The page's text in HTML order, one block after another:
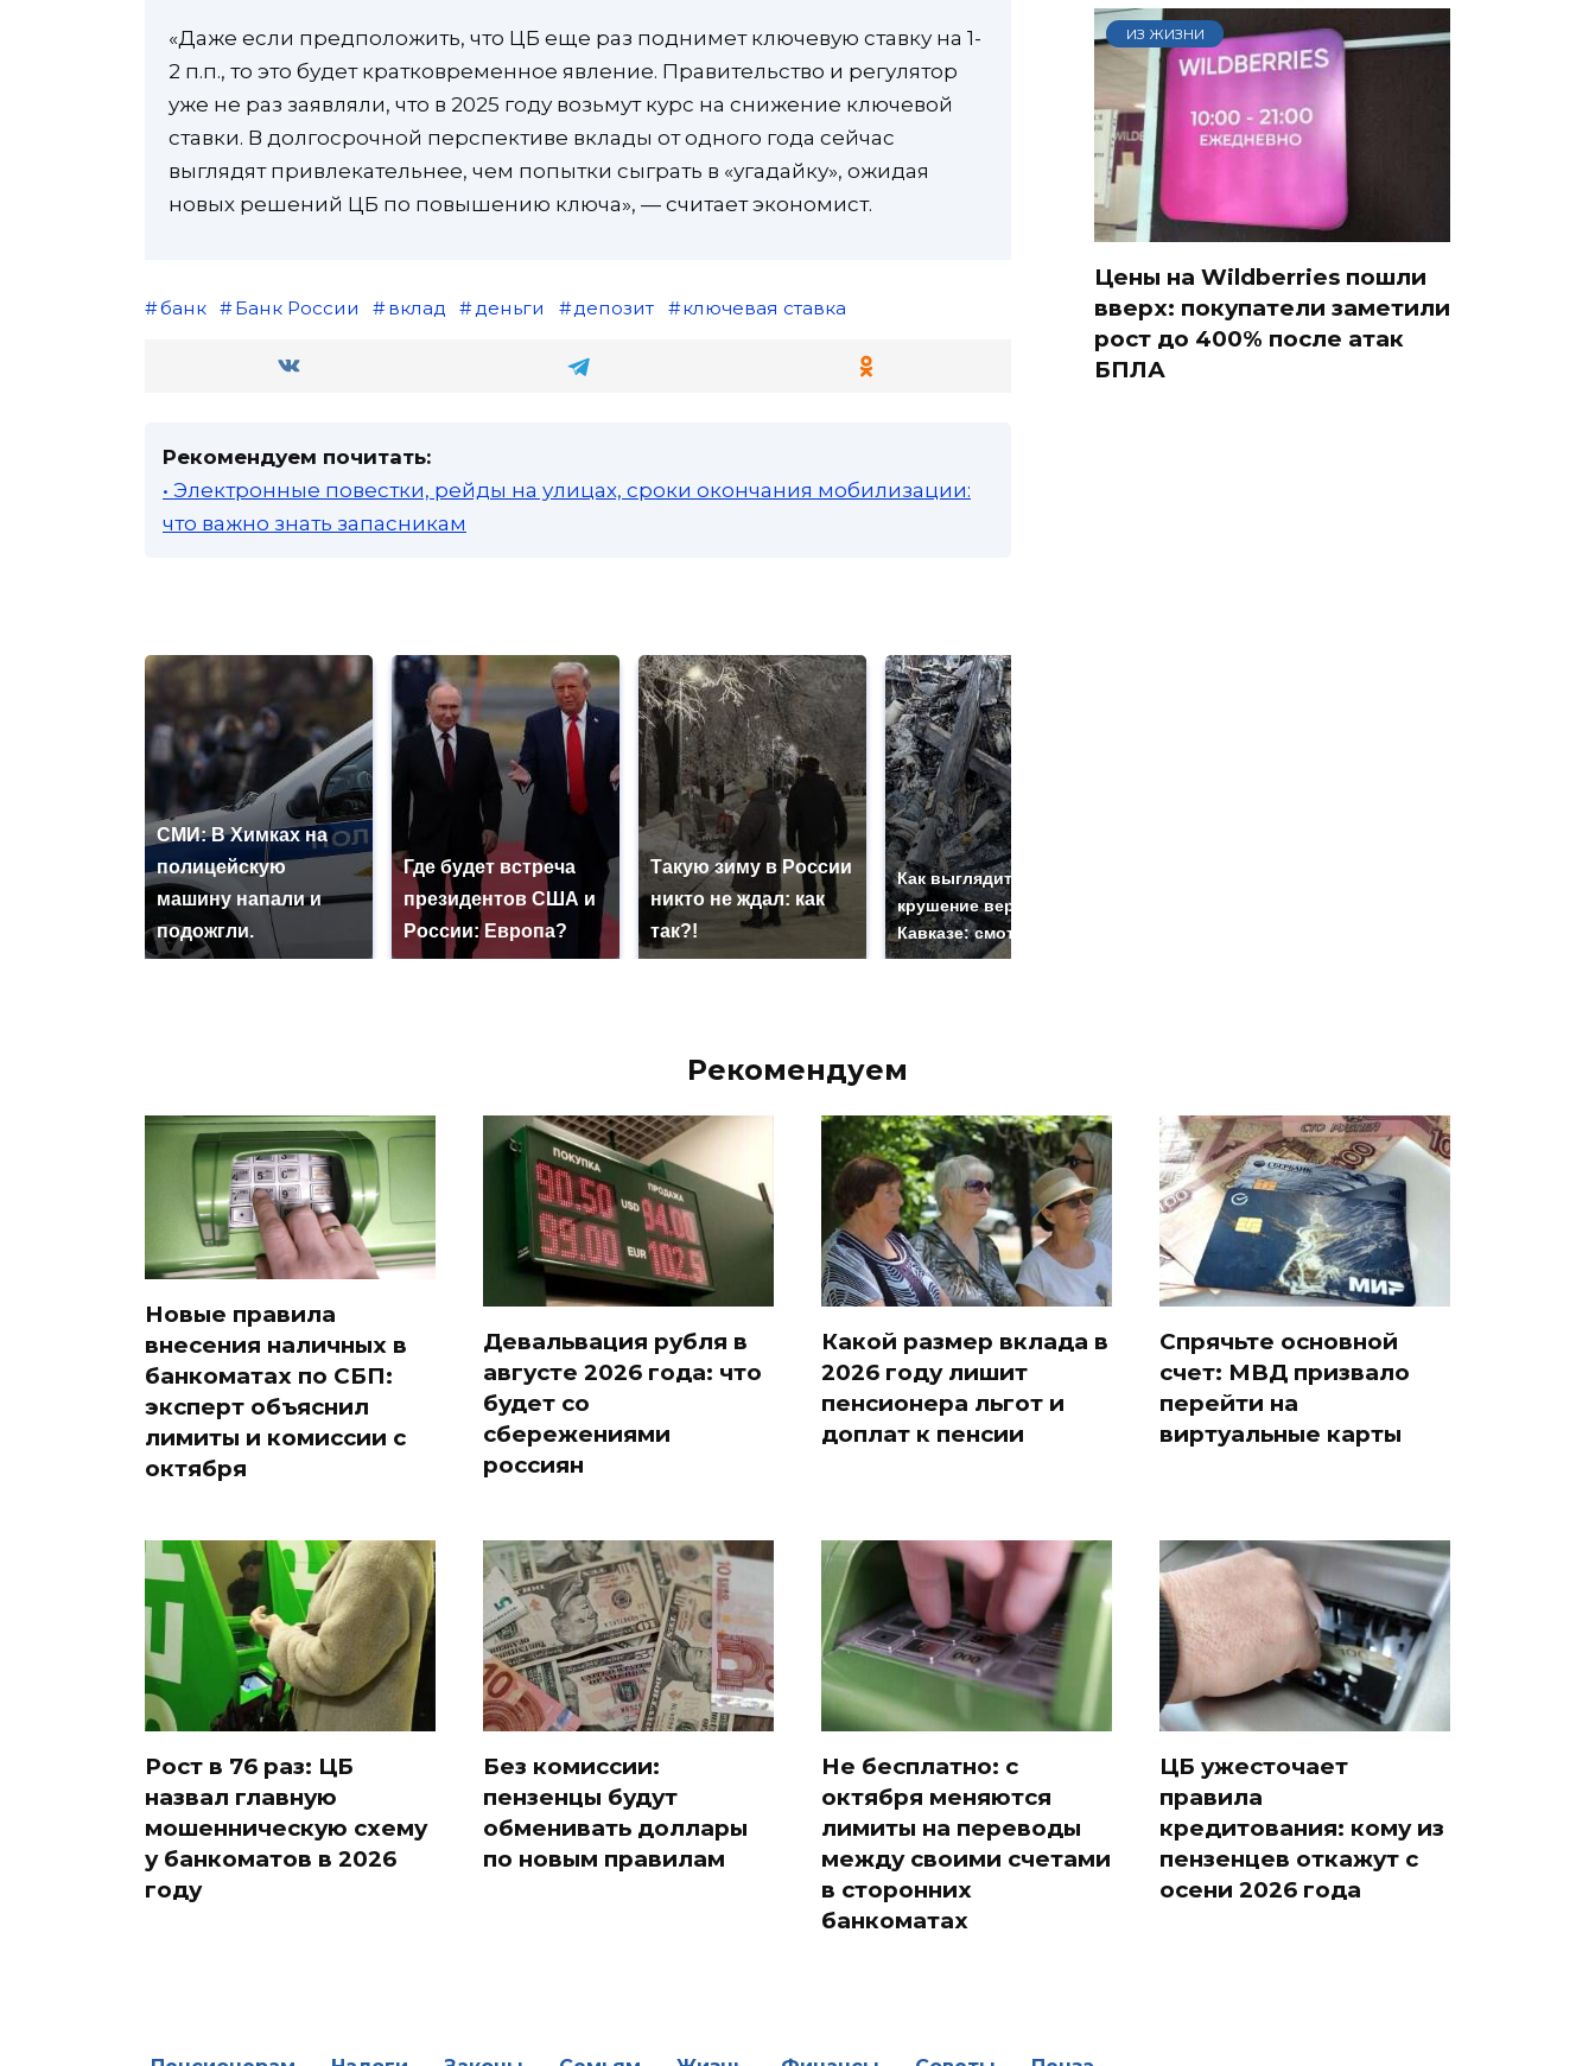
«Даже если предположить, что ЦБ еще раз поднимет ключевую ставку на 1-
2 п.п., то это будет кратковременное явление. Правительство и регулятор
уже не раз заявляли, что в 2025 году возьмут курс на снижение ключевой
ставки. В долгосрочной перспективе вклады от одного года сейчас
выглядят привлекательнее, чем попытки сыграть в «угадайку», ожидая
новых решений ЦБ по повышению ключа», — считает экономист.
банк Банк России вклад деньги депозит ключевая ставка
Рекомендуем почитать:
• Электронные повестки, рейды на улицах, сроки окончания мобилизации:
что важно знать запасникам
СМИ: В Химках на
полицейскую
машину напали и
подожгли.
Где будет встреча
президентов США и
России: Европа?
Такую зиму в России
никто не ждал: как
так?!
Как выглядит место
крушение вертолета на
Кавказе: смотреть
ИЗ ЖИЗНИ
Цены на Wildberries пошли
вверх: покупатели заметили
рост до 400% после атак
БПЛА
Рекомендуем
Новые правила
внесения наличных в
банкоматах по СБП:
эксперт объяснил
лимиты и комиссии с
октября
Девальвация рубля в
августе 2026 года: что
будет со
сбережениями
россиян
Какой размер вклада в
2026 году лишит
пенсионера льгот и
доплат к пенсии
Спрячьте основной
счет: МВД призвало
перейти на
виртуальные карты
Рост в 76 раз: ЦБ
назвал главную
мошенническую схему
у банкоматов в 2026
году
Без комиссии:
пензенцы будут
обменивать доллары
по новым правилам
Не бесплатно: с
октября меняются
лимиты на переводы
между своими счетами
в сторонних
банкоматах
ЦБ ужесточает
правила
кредитования: кому из
пензенцев откажут с
осени 2026 года